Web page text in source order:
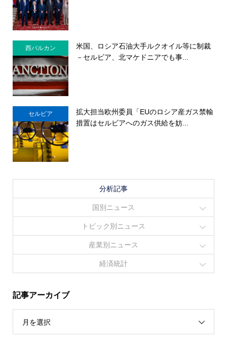
西バルカン
米国、ロシア石油大手ルクオイル等に制裁
－セルビア、北マケドニアでも事...
セルビア
拡大担当欧州委員「EUのロシア産ガス禁輸
措置はセルビアへのガス供給を妨...
分析記事
国別ニュース
トピック別ニュース
産業別ニュース
経済統計
記事アーカイブ
月を選択